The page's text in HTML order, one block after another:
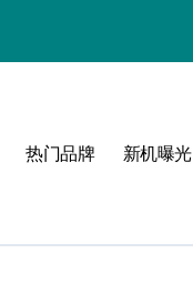
热门品牌 新机曝光